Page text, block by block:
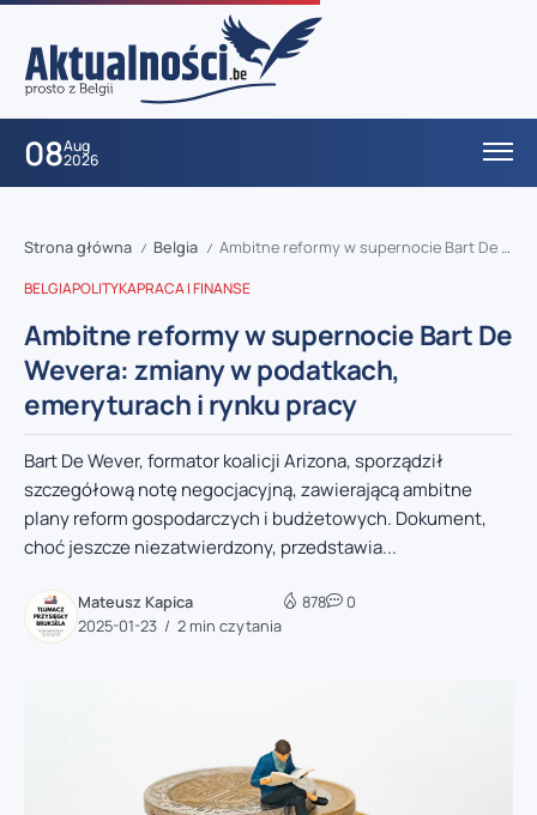
08Aug
2026
Strona główna / Belgia / Ambitne reformy w supernocie Bart De Wevera: zmiany w podatkach, emeryturach i rynku pracy
BELGIAPOLITYKAPRACA I FINANSE
Ambitne reformy w supernocie Bart De
Wevera: zmiany w podatkach,
emeryturach i rynku pracy
Bart De Wever, formator koalicji Arizona, sporządził
szczegółową notę negocjacyjną, zawierającą ambitne
plany reform gospodarczych i budżetowych. Dokument,
choć jeszcze niezatwierdzony, przedstawia...
Mateusz Kapica
2025-01-23
2 min czytania
878 0